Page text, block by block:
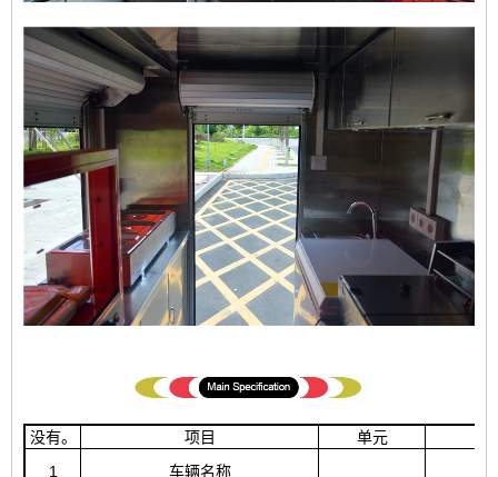
没有。 项目
单元
1
车辆名称